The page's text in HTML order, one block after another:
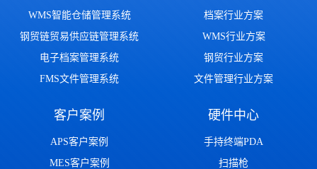
WMS智能仓储管理系统
钢贸链贸易供应链管理系统
电子档案管理系统
FMS文件管理系统
档案行业方案
WMS行业方案
钢贸行业方案
文件管理行业方案
客户案例
APS客户案例
MES客户案例
硬件中心
手持终端PDA
扫描枪